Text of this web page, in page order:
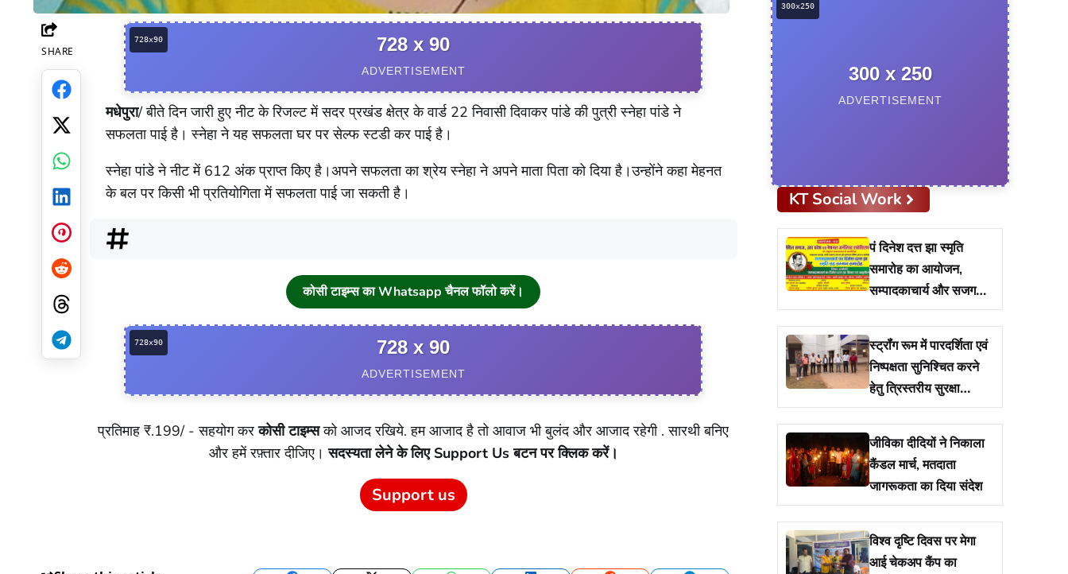
SHARE
Facebook
Twitter
WhatsApp
LinkedIn
Pinterest
Reddit
Threads
Telegram
728 x 90
ADVERTISEMENT
मधेपुरा/ बीते दिन जारी हुए नीट के रिजल्ट में सदर प्रखंड क्षेत्र के वार्ड 22 निवासी दिवाकर पांडे की पुत्री स्नेहा पांडे ने
सफलता पाई है। स्नेहा ने यह सफलता घर पर सेल्फ स्टडी कर पाई है।
स्नेहा पांडे ने नीट में 612 अंक प्राप्त किए है।अपने सफलता का श्रेय स्नेहा ने अपने माता पिता को दिया है।उन्होंने कहा मेहनत
के बल पर किसी भी प्रतियोगिता में सफलता पाई जा सकती है।
कोसी टाइम्स का Whatsapp चैनल फॉलो करें।
728 x 90
ADVERTISEMENT
प्रतिमाह ₹.199/ - सहयोग करकोसी टाइम्सको आजद रखिये. हम आजाद है तो आवाज भी बुलंद और आजाद रहेगी . सारथी बनिए
और हमें रफ़्तार दीजिए।सदस्यता लेने के लिए Support Us बटन पर क्लिक करें।
Support us
300 x 250
ADVERTISEMENT
KT Social Work
पं दिनेश दत्त झा स्मृति
समारोह का आयोजन,
सम्पादकाचार्य और सजग
प्रहरी सम्मान से पत्रकार
हुए सम्मानित
स्ट्रॉंग रूम में पारदर्शिता एवं
निष्पक्षता सुनिश्चित करने
हेतु त्रिस्तरीय सुरक्षा
व्यवस्था है लागू
जीविका दीदियों ने निकाला
कैंडल मार्च, मतदाता
जागरूकता का दिया संदेश
विश्व दृष्टि दिवस पर मेगा
आई चेकअप कैंप का